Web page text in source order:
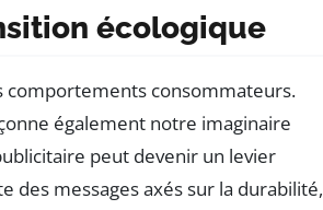
écologique
comportements consommateurs.
également notre imaginaire
peut devenir un levier
des messages axés sur la durabilité,